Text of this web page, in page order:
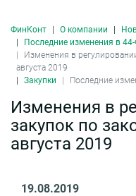
ФинКонт О компании
Последние изменения в
Изменения в
августа 2019
Закупки
Последние
Изменения в
закупок по
августа 2019
19.08.2019
Даю
данные и
Заказать